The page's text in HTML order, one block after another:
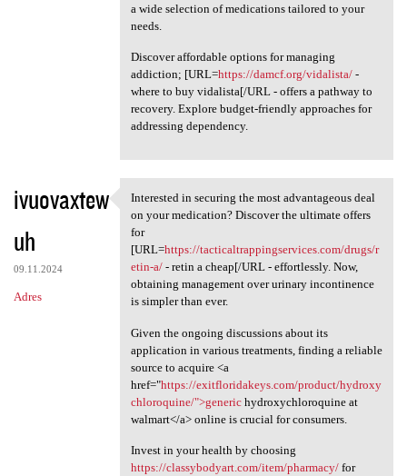
a wide selection of medications tailored to your
needs.
Discover affordable options for managing
addiction; [URL=https://damcf.org/vidalista/-
where to buy vidalista[/URL - offers a pathway to
recovery. Explore budget-friendly approaches for
addressing dependency.
ivuovaxtew
uh
09.11.2024
Adres
Interested in securing the
Interested in securing the most advantageous deal
on your medication? Discover the ultimate offers
for
[URL=https://tacticaltrappingservices.com/drugs/r
etin-a/- retin a cheap[/URL - effortlessly. Now,
obtaining management over urinary incontinence
is simpler than ever.
Given the ongoing discussions about its
application in various treatments, finding a reliable
source to acquire <a
href="https://exitfloridakeys.com/product/hydroxy
chloroquine/">generichydroxychloroquine at
walmart</a> online is crucial for consumers.
Invest in your health by choosing
https://classybodyart.com/item/pharmacy/for